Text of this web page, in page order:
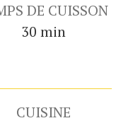
DE CUISSON
30minutes
min
CUISINE